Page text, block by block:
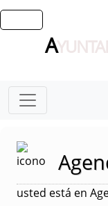
A
usted está en